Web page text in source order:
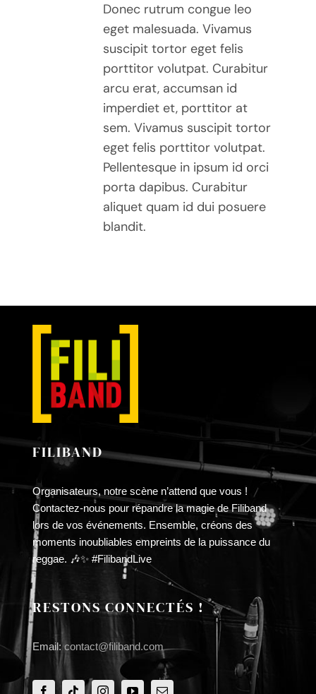
Donec rutrum congue leo
eget malesuada. Vivamus
suscipit tortor eget felis
porttitor volutpat. Curabitur
arcu erat, accumsan id
imperdiet et, porttitor at
sem. Vivamus suscipit tortor
eget felis porttitor volutpat.
Pellentesque in ipsum id orci
porta dapibus. Curabitur
aliquet quam id dui posuere
blandit.
FILIBAND
Organisateurs, notre scène n’attend que vous !
Contactez-nous pour répandre la magie de Filiband
lors de vos événements. Ensemble, créons des
moments inoubliables empreints de la puissance du
reggae. 🎶✨ #FilibandLive
RESTONS CONNECTÉS !
Email:contact@filiband.com